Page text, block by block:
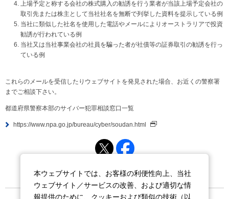
上場予定と称する会社の株式購入の勧誘を行う業者が当該上場予定会社の
取引先または株主として当社社名を無断で列挙した資料を提示している例
当社に類似した社名を使用した電話やメールによりオーストラリアで投資
勧誘が行われている例
当社又は当社事業会社の社員を騙った者が社債等の証券取引の勧誘を行っ
ている例
これらのメールを受信したりウェブサイトを発見された場合、お近くの警察署
までご相談下さい。
都道府県警察本部のサイバー犯罪相談窓口一覧
https://www.npa.go.jp/bureau/cyber/soudan.html
本ウェブサイトでは、お客様の利便性向上、当社
ウェブサイト／サービスの改善、および適切な情
報提供のために、クッキーおよび類似の技術（以